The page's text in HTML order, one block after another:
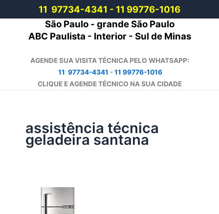
11 97734-4341 - 11 99776-1016
São Paulo - grande São Paulo
ABC Paulista - Interior - Sul de Minas
AGENDE SUA VISITA TÉCNICA PELO WHATSAPP:
11 97734-4341 -11 99776-1016
CLIQUE E AGENDE TÉCNICO NA SUA CIDADE
assistência técnica
geladeira santana